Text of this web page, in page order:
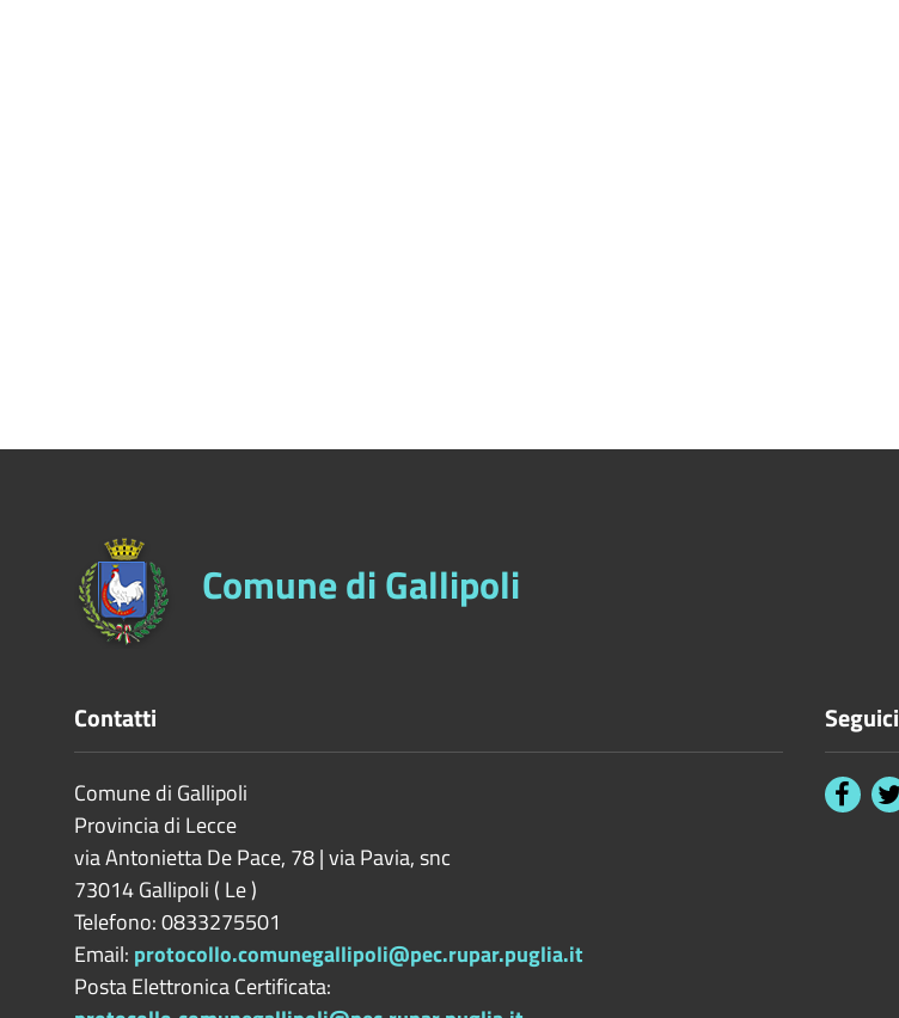
Comune di Gallipoli
Contatti
Comune di Gallipoli
Provincia di Lecce
via Antonietta De Pace, 78 | via Pavia, snc
73014Gallipoli ( Le)
Telefono: 0833275501
Email: protocollo.comunegallipoli@pec.rupar.puglia.it
Posta Elettronica Certificata: